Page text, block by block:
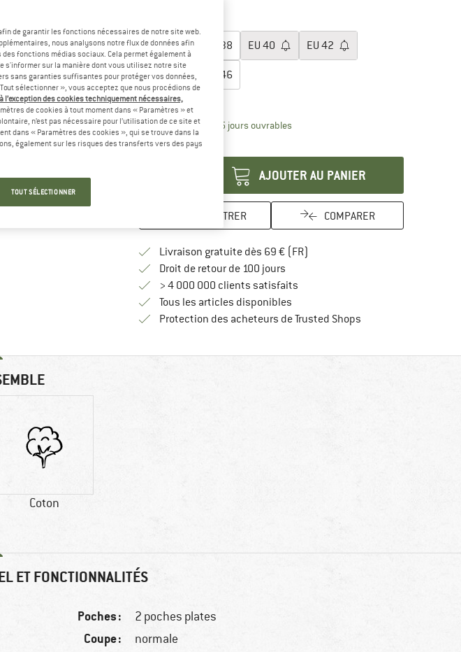
EU36 38 EU 40 EU 42
EU44 46
Guide des tailles
Délai de livraison: 3-5 jours ouvrablesLe lien s'ouvre dans une boîte
Quantité:
AJOUTER AU PANIER
ENREGISTRER COMPARER
Livraison gratuite dès 69 € (FR)
Droit de retour de 100 joursTrouve les informations de
> 4 000 000 clients satisfaits
Tous les articles disponibles
Protection des acheteurs de Trusted ShopsTrouve toutes les
Coton
ET FONCTIONNALITÉS
Poches : 2 poches plates
Coupe : normale
de garantir les fonctions nécessaires de notre site web.
nous analysons notre flux de données afin
fonctions médias sociaux. Cela permet également à
s'informer sur la manière dont vous utilisez notre site
sans garanties suffisantes pour protéger vos données,
sélectionner », vous acceptez que nous procédions de
l’exception des cookies techniquement nécessaires,
de cookies à tout moment dans « Paramètres » et
n’est pas nécessaire pour l’utilisation de ce site et
dans « Paramètres des cookies », qui se trouve dans la
également sur les risques des transferts vers des pays
TOUT SÉLECTIONNER